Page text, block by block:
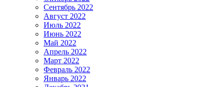
Сентябрь 2022
Август 2022
Июль 2022
Июнь 2022
Май 2022
Апрель 2022
Март 2022
Февраль 2022
Январь 2022